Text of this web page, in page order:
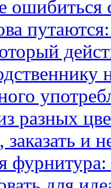
ошибиться
разных
и
фурнитура: